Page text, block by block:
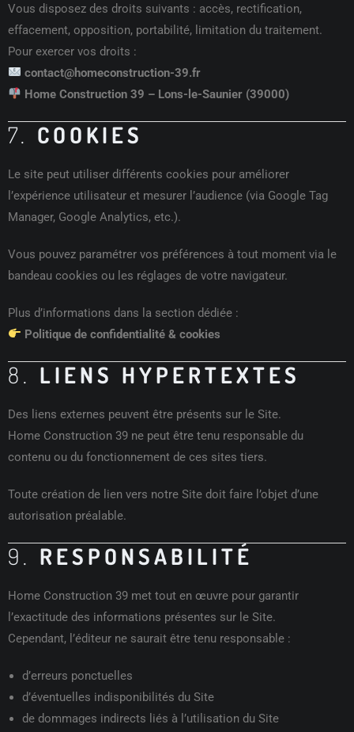
Vous disposez des droits suivants : accès, rectification,
effacement, opposition, portabilité, limitation du traitement.
Pour exercer vos droits :
contact@homeconstruction-39.fr
Home Construction 39 – Lons-le-Saunier (39000)
7. COOKIES
Le site peut utiliser différents cookies pour améliorer
l’expérience utilisateur et mesurer l’audience (via Google Tag
Manager, Google Analytics, etc.).
Vous pouvez paramétrer vos préférences à tout moment via le
bandeau cookies ou les réglages de votre navigateur.
Plus d’informations dans la section dédiée :
Politique de confidentialité & cookies
8. LIENS HYPERTEXTES
Des liens externes peuvent être présents sur le Site.
Home Construction 39 ne peut être tenu responsable du
contenu ou du fonctionnement de ces sites tiers.
Toute création de lien vers notre Site doit faire l’objet d’une
autorisation préalable.
9. RESPONSABILITÉ
Home Construction 39 met tout en œuvre pour garantir
l’exactitude des informations présentes sur le Site.
Cependant, l’éditeur ne saurait être tenu responsable :
d’erreurs ponctuelles
d’éventuelles indisponibilités du Site
de dommages indirects liés à l’utilisation du Site